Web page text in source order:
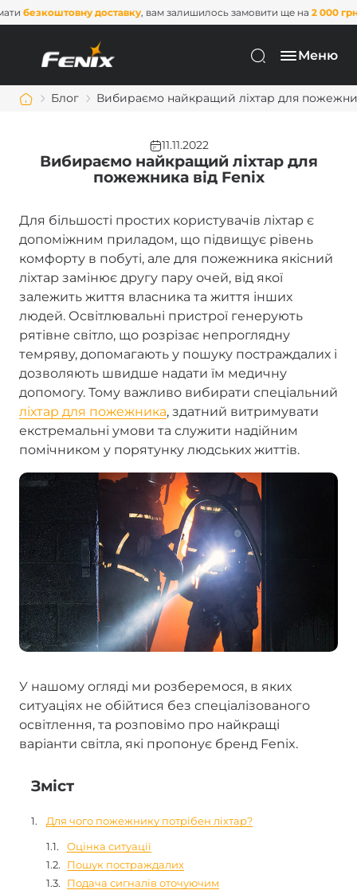
доставку, вам залишилось замовити ще на2 000 грн . Не
Меню
Блог Вибираємо найкращий ліхтар для
11.11.2022
Вибираємо найкращий ліхтар для
пожежника від Fenix
Для більшості простих користувачів ліхтар є
допоміжним приладом, що підвищує рівень
комфорту в побуті, але для пожежника якісний
ліхтар замінює другу пару очей, від якої
залежить життя власника та життя інших
людей. Освітлювальні пристрої генерують
рятівне світло, що розрізає непроглядну
темряву, допомагають у пошуку постраждалих і
дозволяють швидше надати їм медичну
допомогу. Тому важливо вибирати спеціальний
ліхтар для пожежника, здатний витримувати
екстремальні умови та служити надійним
помічником у порятунку людських життів.
У нашому огляді ми розберемося, в яких
ситуаціях не обійтися без спеціалізованого
освітлення, та розповімо про найкращі
варіанти світла, які пропонує бренд Fenix.
Зміст
Для чого пожежнику потрібен ліхтар?
Оцінка ситуації
Пошук постраждалих
Подача сигналів оточуючим